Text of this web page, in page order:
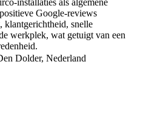
installaties als algemene
Google‑reviews
klantgerichtheid, snelle
werkplek, wat getuigt van een
Dolder, Nederland